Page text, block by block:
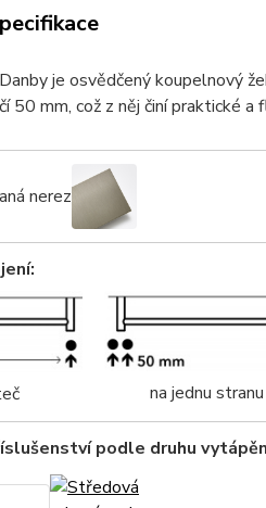
je osvědčený koupelnový
50 mm, což z něj činí praktické
nerez
na jednu stranu
podle druhu